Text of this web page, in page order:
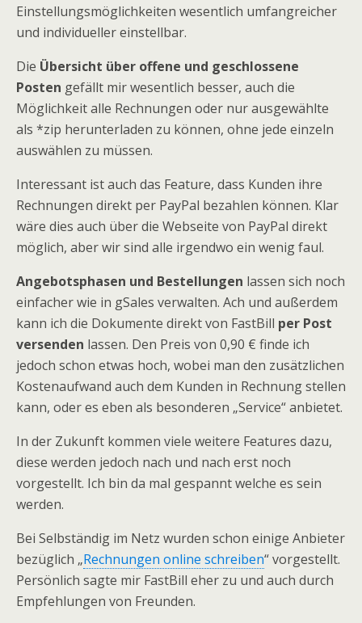
Einstellungsmöglichkeiten wesentlich umfangreicher
und individueller einstellbar.
Die Übersicht über offene und geschlossene
Posten gefällt mir wesentlich besser, auch die
Möglichkeit alle Rechnungen oder nur ausgewählte
als *zip herunterladen zu können, ohne jede einzeln
auswählen zu müssen.
Interessant ist auch das Feature, dass Kunden ihre
Rechnungen direkt per PayPal bezahlen können. Klar
wäre dies auch über die Webseite von PayPal direkt
möglich, aber wir sind alle irgendwo ein wenig faul.
Angebotsphasen und Bestellungen lassen sich noch
einfacher wie in gSales verwalten. Ach und außerdem
kann ich die Dokumente direkt von FastBill per Post
versenden lassen. Den Preis von 0,90 € finde ich
jedoch schon etwas hoch, wobei man den zusätzlichen
Kostenaufwand auch dem Kunden in Rechnung stellen
kann, oder es eben als besonderen „Service“ anbietet.
In der Zukunft kommen viele weitere Features dazu,
diese werden jedoch nach und nach erst noch
vorgestellt. Ich bin da mal gespannt welche es sein
werden.
Bei Selbständig im Netz wurden schon einige Anbieter
bezüglich „Rechnungen online schreiben“ vorgestellt.
Persönlich sagte mir FastBill eher zu und auch durch
Empfehlungen von Freunden.